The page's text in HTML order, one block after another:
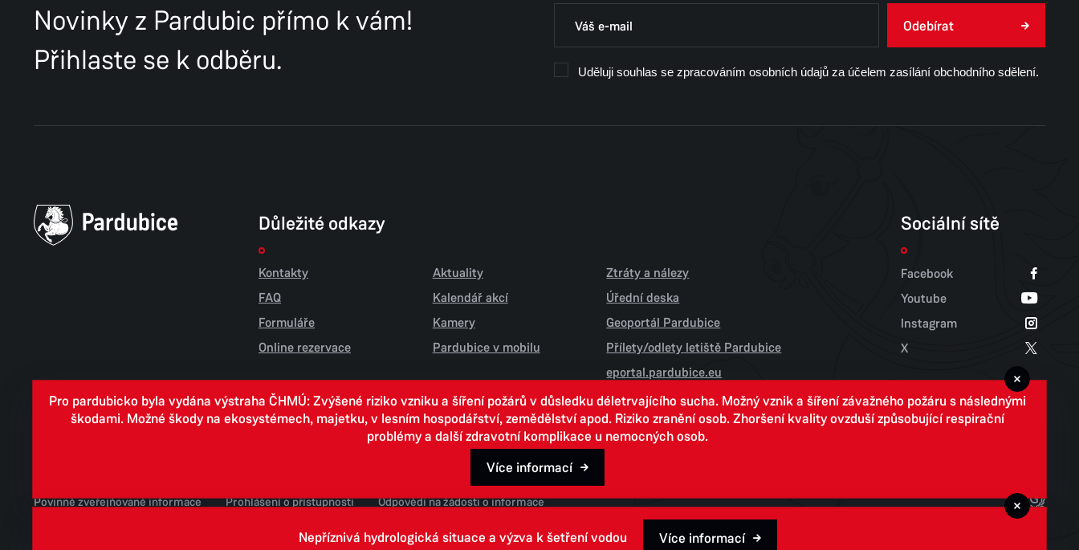
Novinky z Pardubic přímo k vám!
Přihlaste se k odběru.
Odebírat
Uděluji souhlas se zpracováním osobních údajů za účelem zasílání obchodního sdělení.
Sociální sítě
Facebook
Youtube
Instagram
X
Důležité odkazy
Kontakty
FAQ
Formuláře
Online rezervace
Aktuality
Kalendář akcí
Kamery
Pardubice v mobilu
Ztráty a nálezy
Úřední deska
Geoportál Pardubice
Přílety/odlety letiště Pardubice
eportal.pardubice.eu
Povinně zveřejňované informace
Prohlášení o přístupnosti
Odpovědi na žádosti o informace
Pro pardubicko byla vydána výstraha ČHMÚ: Zvýšené riziko vzniku a šíření požárů v důsledku déletrvajícího sucha. Možný vznik a šíření závažného požáru s následnými
škodami. Možné škody na ekosystémech, majetku, v lesním hospodářství, zemědělství apod. Riziko zranění osob. Zhoršení kvality ovzduší způsobující respirační
problémy a další zdravotní komplikace u nemocných osob.
Více informací
Nepříznivá hydrologická situace a výzva k šetření vodou Více informací